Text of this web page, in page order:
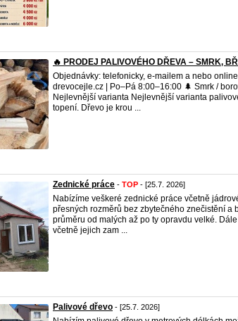
🔥 PRODEJ PALIVOVÉHO DŘEVA – SMRK,
Objednávky: telefonicky, e-mailem a nebo
drevocejle.cz | Po–Pá 8:00–16:00 🌲 Smrk /
Nejlevnější varianta Nejlevnější varianta
topení. Dřevo je krou ...
Zednické práce - TOP - [25.7. 2026]
Nabízíme veškeré zednické práce včetně
přesných rozměrů bez zbytečného znečistění a
průměru od malých až po ty opravdu velké.
včetně jejich zam ...
Palivové dřevo - [25.7. 2026]